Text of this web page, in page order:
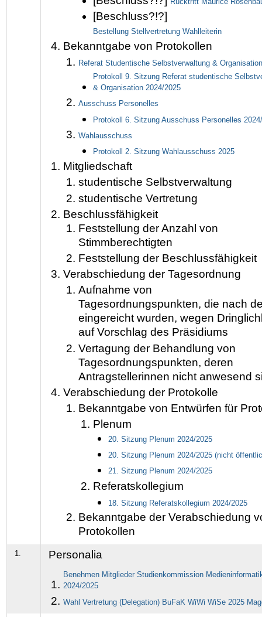
[Beschluss?!?]
Bestellung Stellvertretung Wahlleiterin
Bekanntgabe von Protokollen
Referat Studentische Selbstverwaltung & Organisation
Protokoll 9. Sitzung Referat studentische
& Organisation 2024/2025
Ausschuss Personelles
Protokoll 6. Sitzung Ausschuss Personelles
Wahlausschuss
Protokoll 2. Sitzung Wahlausschuss 2025
Mitgliedschaft
studentische Selbstverwaltung
studentische Vertretung
Beschlussfähigkeit
Feststellung der Anzahl von
Stimmberechtigten
Feststellung der Beschlussfähigkeit
Verabschiedung der Tagesordnung
Aufnahme von
Tagesordnungspunkten, die nach
eingereicht wurden, wegen
auf Vorschlag des Präsidiums
Vertagung der Behandlung von
Tagesordnungspunkten, deren
Antragstellerinnen nicht anwesend
Verabschiedung der Protokolle
Bekanntgabe von Entwürfen für
Plenum
20. Sitzung Plenum 2024/2025
20. Sitzung Plenum 2024/2025(nicht
21. Sitzung Plenum 2024/2025
Referatskollegium
18. Sitzung Referatskollegium 2024/2025
Bekanntgabe der Verabschiedung
Protokollen
1. Personalia
Benehmen Mitglieder Studienkommission
2024/2025
Wahl Vertretung (Delegation) BuFaK WiWi WiSe 2025